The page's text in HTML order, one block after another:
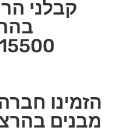
קבלני
הזמינו
מבנים